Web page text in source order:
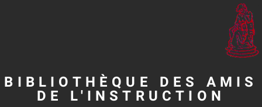
BIBLIOTHÈQUE DES AMIS
DE L'INSTRUCTION